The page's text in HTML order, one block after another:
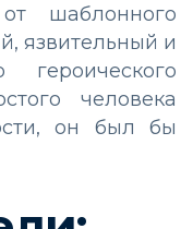
шаблонного
язвительный и
человека
он был бы